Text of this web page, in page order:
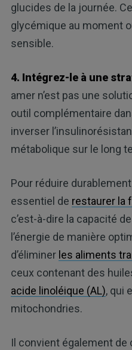
glucides de la journée.
glycémique au moment
sensible.
4. Intégrez-le à une
amer n’est pas une
outil complémentaire
inverser
métabolique sur le long
Pour réduire
essentiel de restaurer la
c’est-à-dire la capacité
l’énergie de manière
d’éliminer les aliments
ceux contenant des
acide linoléique (AL), qui
mitochondries.
Il convient également